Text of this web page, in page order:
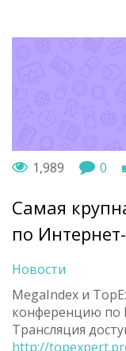
1,989 0
Самая
по
Новости
MegaIndex и
конференцию по
Трансляция
http://